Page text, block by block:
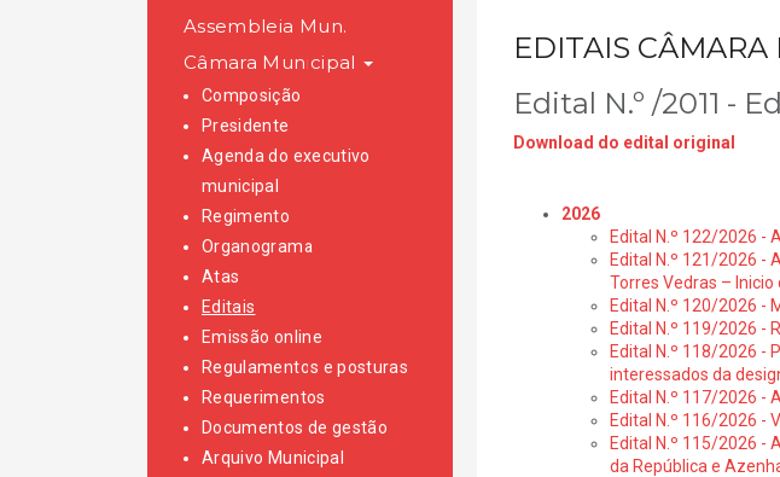
Assembleia Mun.
Câmara Municipal
Composição
Presidente
Agenda do executivo
municipal
Regimento
Organograma
Atas
Editais
Emissão online
Regulamentos e posturas
Requerimentos
Documentos de gestão
Arquivo Municipal
EDITAIS
Edital N.º /2011 -
Download do edital original
2026
Edital N.º 122/2026 -
Edital N.º 121/2026 -
Torres Vedras –
Edital N.º 120/2026 -
Edital N.º 119/2026 -
Edital N.º 118/2026 -
interessados da
Edital N.º 117/2026 -
Edital N.º 116/2026 -
Edital N.º 115/2026 -
da República e